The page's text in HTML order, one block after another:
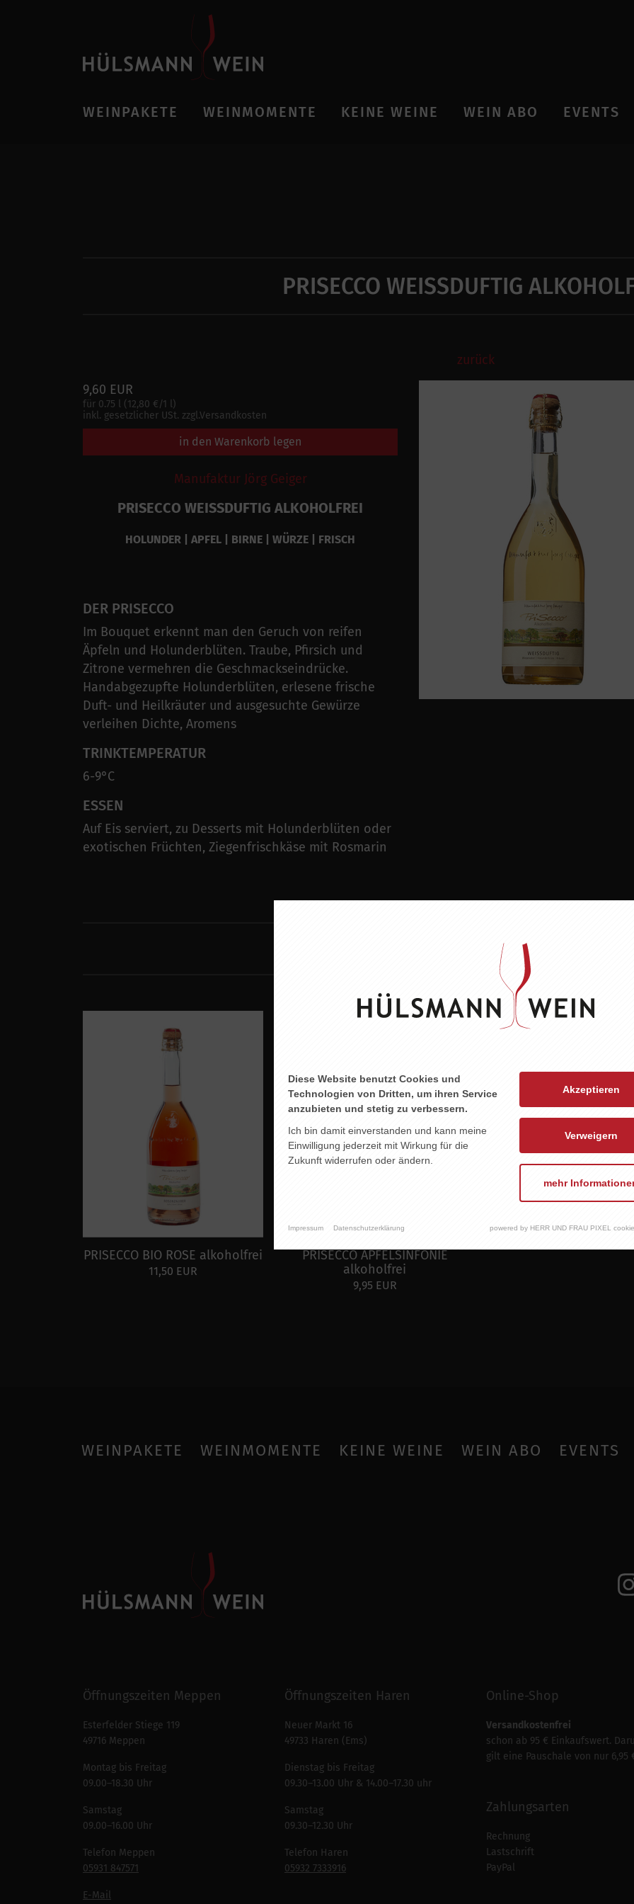
WEINPAKETE WEINMOMENTE KEINE WEINE WEIN ABO EVENTS
PRISECCO WEISSDUFTIG
zurück
9,60 EUR
für 0.75 l (12,80 €/1 l)
inkl. gesetzlicher USt. zzgl.Versandkosten
in den Warenkorb legen
Manufaktur Jörg Geiger
PRISECCO WEISSDUFTIG ALKOHOLFREI
HOLUNDER | APFEL | BIRNE | WÜRZE | FRISCH
DER PRISECCO
Im Bouquet erkennt man den Geruch von reifen
Äpfeln und Holunderblüten. Traube, Pfirsich und
Zitrone vermehren die Geschmackseindrücke.
Handabgezupfte Holunderblüten, erlesene frische
Duft- und Heilkräuter und ausgesuchte Gewürze
verleihen Dichte, Aromens
TRINKTEMPERATUR
6-9°C
ESSEN
Auf Eis serviert, zu Desserts mit Holunderblüten oder
exotischen Früchten, Ziegenfrischkäse mit Rosmarin
ZU DIESEM PRODUKT PASST ...
PRISECCO BIO ROSE alkoholfrei
11,50 EUR
PRISECCO APFELSINFONIE
alkoholfrei
9,95 EUR
WEINPAKETE WEINMOMENTE KEINE WEINE WEIN ABO EVENTS
Öffnungszeiten Meppen
Esterfelder Stiege 119
49716 Meppen
Montag bis Freitag
09.00–18.30 Uhr
Samstag
09.00–16.00 Uhr
Telefon Meppen
05931 847571
E-Mail
Öffnungszeiten Haren
Neuer Markt 16
49733 Haren (Ems)
Dienstag bis Freitag
09.30–13.00 Uhr & 14.00–17.30 uhr
Samstag
09.30–12.30 Uhr
Telefon Haren
05932 7333916
Online-Shop
Versandkostenfrei
schon ab 95 € Einkaufswert.
gilt eine Pauschale von nur 6,95
Zahlungsarten
Rechnung
Lastschrift
PayPal
Diese Website benutzt Cookies und
Technologien von Dritten, um ihren Service
anzubieten und stetig zu verbessern.
Ich bin damit einverstanden und kann meine
Einwilligung jederzeit mit Wirkung für die
Zukunft widerrufen oder ändern.
Akzeptieren
Verweigern
mehr
Impressum Datenschutzerklärung powered by HERR UND FRAU PIXEL